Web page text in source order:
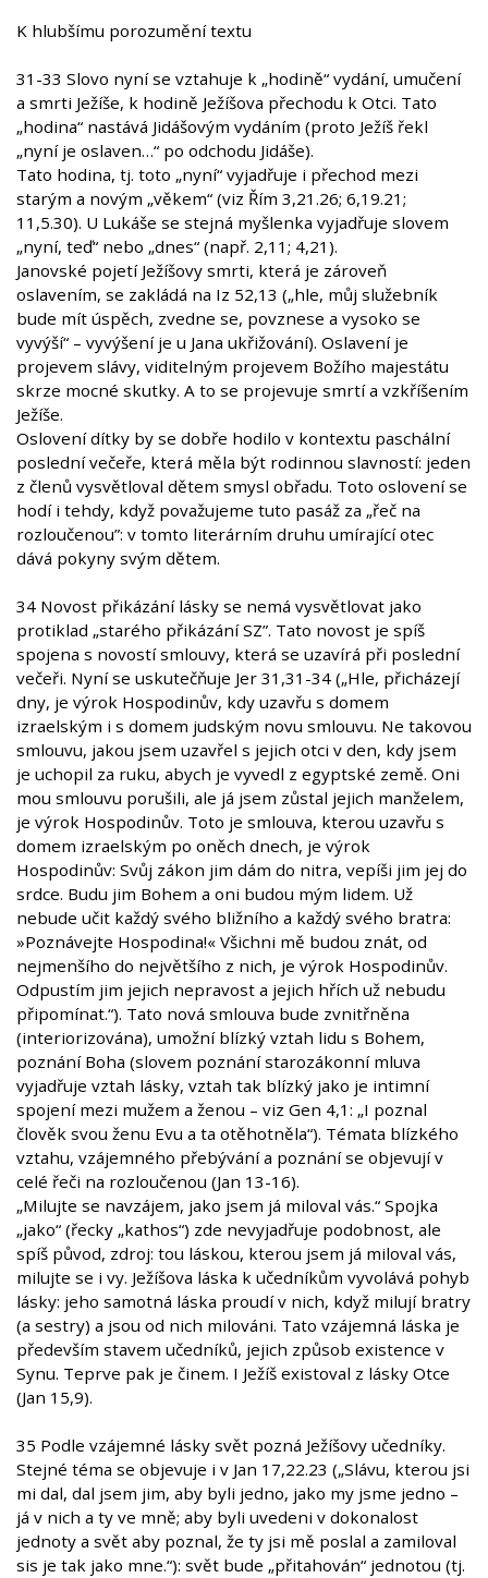
K hlubšímu porozumění textu
31-33 Slovo nyní se vztahuje k „hodině“ vydání, umučení
a smrti Ježíše, k hodině Ježíšova přechodu k Otci. Tato
„hodina“ nastává Jidášovým vydáním (proto Ježíš řekl
„nyní je oslaven…“ po odchodu Jidáše).
Tato hodina, tj. toto „nyní“ vyjadřuje i přechod mezi
starým a novým „věkem“ (viz Řím 3,21.26; 6,19.21;
11,5.30). U Lukáše se stejná myšlenka vyjadřuje slovem
„nyní, teď“ nebo „dnes“ (např. 2,11; 4,21).
Janovské pojetí Ježíšovy smrti, která je zároveň
oslavením, se zakládá na Iz 52,13 („hle, můj služebník
bude mít úspěch, zvedne se, povznese a vysoko se
vyvýší“ – vyvýšení je u Jana ukřižování). Oslavení je
projevem slávy, viditelným projevem Božího majestátu
skrze mocné skutky. A to se projevuje smrtí a vzkříšením
Ježíše.
Oslovení dítky by se dobře hodilo v kontextu paschální
poslední večeře, která měla být rodinnou slavností: jeden
z členů vysvětloval dětem smysl obřadu. Toto oslovení se
hodí i tehdy, když považujeme tuto pasáž za „řeč na
rozloučenou”: v tomto literárním druhu umírající otec
dává pokyny svým dětem.
34 Novost přikázání lásky se nemá vysvětlovat jako
protiklad „starého přikázání SZ”. Tato novost je spíš
spojena s novostí smlouvy, která se uzavírá při poslední
večeři. Nyní se uskutečňuje Jer 31,31-34 („Hle, přicházejí
dny, je výrok Hospodinův, kdy uzavřu s domem
izraelským i s domem judským novu smlouvu. Ne takovou
smlouvu, jakou jsem uzavřel s jejich otci v den, kdy jsem
je uchopil za ruku, abych je vyvedl z egyptské země. Oni
mou smlouvu porušili, ale já jsem zůstal jejich manželem,
je výrok Hospodinův. Toto je smlouva, kterou uzavřu s
domem izraelským po oněch dnech, je výrok
Hospodinův: Svůj zákon jim dám do nitra, vepíši jim jej do
srdce. Budu jim Bohem a oni budou mým lidem. Už
nebude učit každý svého bližního a každý svého bratra:
»Poznávejte Hospodina!« Všichni mě budou znát, od
nejmenšího do největšího z nich, je výrok Hospodinův.
Odpustím jim jejich nepravost a jejich hřích už nebudu
připomínat.“). Tato nová smlouva bude zvnitřněna
(interiorizována), umožní blízký vztah lidu s Bohem,
poznání Boha (slovem poznání starozákonní mluva
vyjadřuje vztah lásky, vztah tak blízký jako je intimní
spojení mezi mužem a ženou – viz Gen 4,1: „I poznal
člověk svou ženu Evu a ta otěhotněla“). Témata blízkého
vztahu, vzájemného přebývání a poznání se objevují v
celé řeči na rozloučenou (Jan 13-16).
„Milujte se navzájem, jako jsem já miloval vás.“ Spojka
„jako“ (řecky „kathos“) zde nevyjadřuje podobnost, ale
spíš původ, zdroj: tou láskou, kterou jsem já miloval vás,
milujte se i vy. Ježíšova láska k učedníkům vyvolává pohyb
lásky: jeho samotná láska proudí v nich, když milují bratry
(a sestry) a jsou od nich milováni. Tato vzájemná láska je
především stavem učedníků, jejich způsob existence v
Synu. Teprve pak je činem. I Ježíš existoval z lásky Otce
(Jan 15,9).
35 Podle vzájemné lásky svět pozná Ježíšovy učedníky.
Stejné téma se objevuje i v Jan 17,22.23 („Slávu, kterou jsi
mi dal, dal jsem jim, aby byli jedno, jako my jsme jedno –
já v nich a ty ve mně; aby byli uvedeni v dokonalost
jednoty a svět aby poznal, že ty jsi mě poslal a zamiloval
sis je tak jako mne.“): svět bude „přitahován“ jednotou (tj.